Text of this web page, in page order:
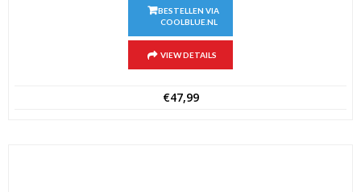
BESTELLEN VIA
COOLBLUE.NL
VIEW DETAILS
€47,99